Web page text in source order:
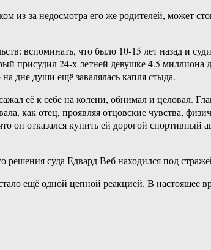
из-за недосмотра его же родителей, может
вспоминать, что было 10-15 лет назад и
присудил 24-х летней девушке 4.5 миллиона
дне души ещё завалялась капля стыда.
её к себе на колени, обнимал и целовал.
как отец, проявляя отцовские чувства,
он отказался купить ей дорогой спортивный
решения суда Едвард Веб находился под
ещё одной цепной реакцией. В настоящее